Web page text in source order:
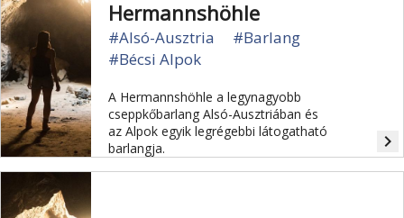
Hermannshöhle
#Alsó-Ausztria
#Barlang
#Bécsi Alpok
A Hermannshöhle a legynagyobb
cseppkőbarlang Alsó-Ausztriában és
az Alpok egyik legrégebbi látogatható
barlangja.
navigate_next